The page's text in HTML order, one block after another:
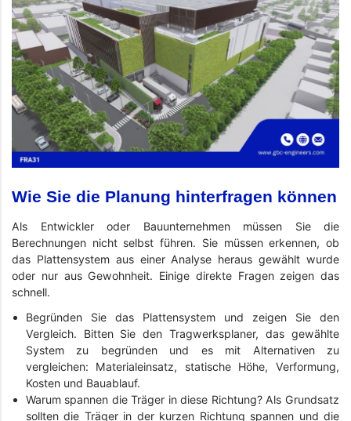
Wie Sie die Planung hinterfragen können
Als Entwickler oder Bauunternehmen müssen Sie die
Berechnungen nicht selbst führen. Sie müssen erkennen, ob
das Plattensystem aus einer Analyse heraus gewählt wurde
oder nur aus Gewohnheit. Einige direkte Fragen zeigen das
schnell.
Begründen Sie das Plattensystem und zeigen Sie den
Vergleich. Bitten Sie den Tragwerksplaner, das gewählte
System zu begründen und es mit Alternativen zu
vergleichen: Materialeinsatz, statische Höhe, Verformung,
Kosten und Bauablauf.
Warum spannen die Träger in diese Richtung? Als Grundsatz
sollten die Träger in der kurzen Richtung spannen und die